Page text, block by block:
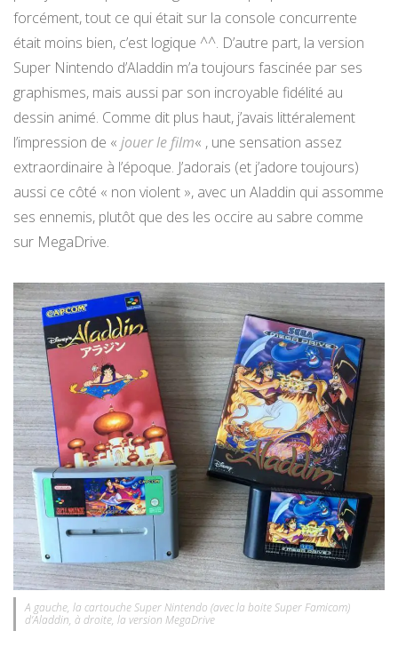
forcément, tout ce qui était sur la console concurrente
était moins bien, c’est logique ^^. D’autre part, la version
Super Nintendo d’Aladdin m’a toujours fascinée par ses
graphismes, mais aussi par son incroyable fidélité au
dessin animé. Comme dit plus haut, j’avais littéralement
l’impression de « jouer le film« , une sensation assez
extraordinaire à l’époque. J’adorais (et j’adore toujours)
aussi ce côté « non violent », avec un Aladdin qui assomme
ses ennemis, plutôt que des les occire au sabre comme
sur MegaDrive.
A gauche, la cartouche Super Nintendo (avec la boite Super Famicom)
d’Aladdin, à droite, la version MegaDrive